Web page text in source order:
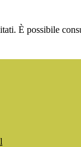
È possibile